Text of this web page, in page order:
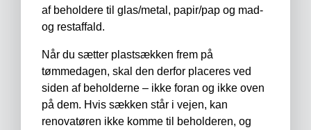
af beholdere til glas/metal, papir/pap og mad-
og restaffald.
Når du sætter plastsækken frem på
tømmedagen, skal den derfor placeres ved
siden af beholderne – ikke foran og ikke oven
på dem. Hvis sækken står i vejen, kan
renovatøren ikke komme til beholderen, og